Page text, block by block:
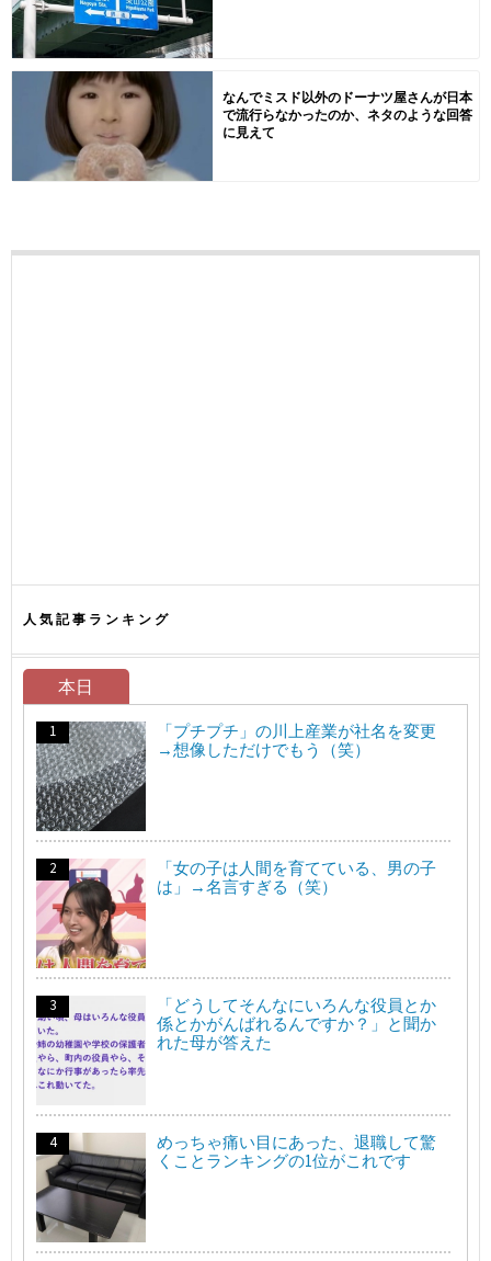
なんでミスド以外のドーナツ屋さんが日本
で流行らなかったのか、ネタのような回答
に見えて
人気記事ランキング
本日
「プチプチ」の川上産業が社名を変更
→想像しただけでもう（笑）
「女の子は人間を育てている、男の子
は」→名言すぎる（笑）
「どうしてそんなにいろんな役員とか
係とかがんばれるんですか？」と聞か
れた母が答えた
めっちゃ痛い目にあった、退職して驚
くことランキングの1位がこれです